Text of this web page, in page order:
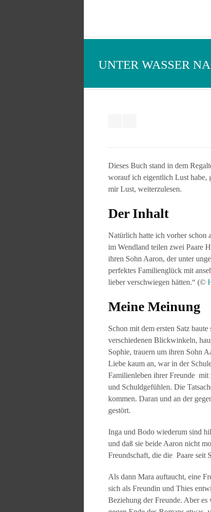
UNTER WASSER
Dieses Buch stand in dem
worauf ich eigentlich Lust habe,
mir Lust, weiterzulesen.
Der Inhalt
Natürlich hatte ich vorher schon
im Wendland teilen zwei Paare
ihren Sohn Aaron, der unter
perfektes Familienglück mit
lieber verschwiegen hätten.“ (©
Meine Meinung
Schon mit dem ersten Satz
verschiedenen Blickwinkeln,
Sophie, trauern um ihren Sohn
Liebe kaum an, war in der
Familienleben ihrer Freunde mit
und Schuldgefühlen. Die
kommen. Daran und an der
gestört.
Inga und Bodo wiederum sind
und daß sie beide Aaron nicht
Freundschaft, die die Paare seit
Als dann Mara auftaucht, eine
sich als Freundin und Thies
Beziehung der Freunde. Aber